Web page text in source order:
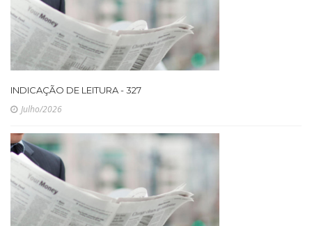
INDICAÇÃO DE LEITURA - 327
Julho/2026